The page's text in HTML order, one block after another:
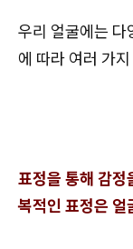
우리 얼굴에는 다
에 따라 여러 가
표정을 통해 감정
복적인 표정은 얼